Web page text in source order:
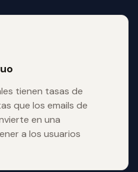
tienen tasas de
que los emails de
en una
a los usuarios